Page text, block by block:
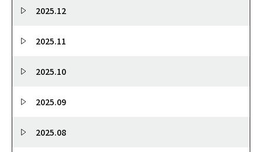
2025.12
2025.11
2025.10
2025.09
2025.08